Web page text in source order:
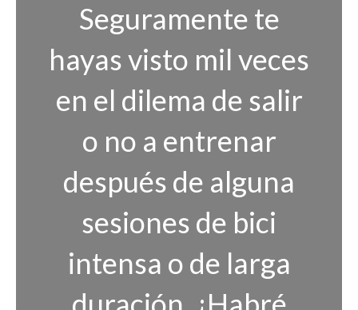
Seguramente te
hayas visto mil veces
en el dilema de salir
o no a entrenar
después de alguna
sesiones de bici
intensa o de larga